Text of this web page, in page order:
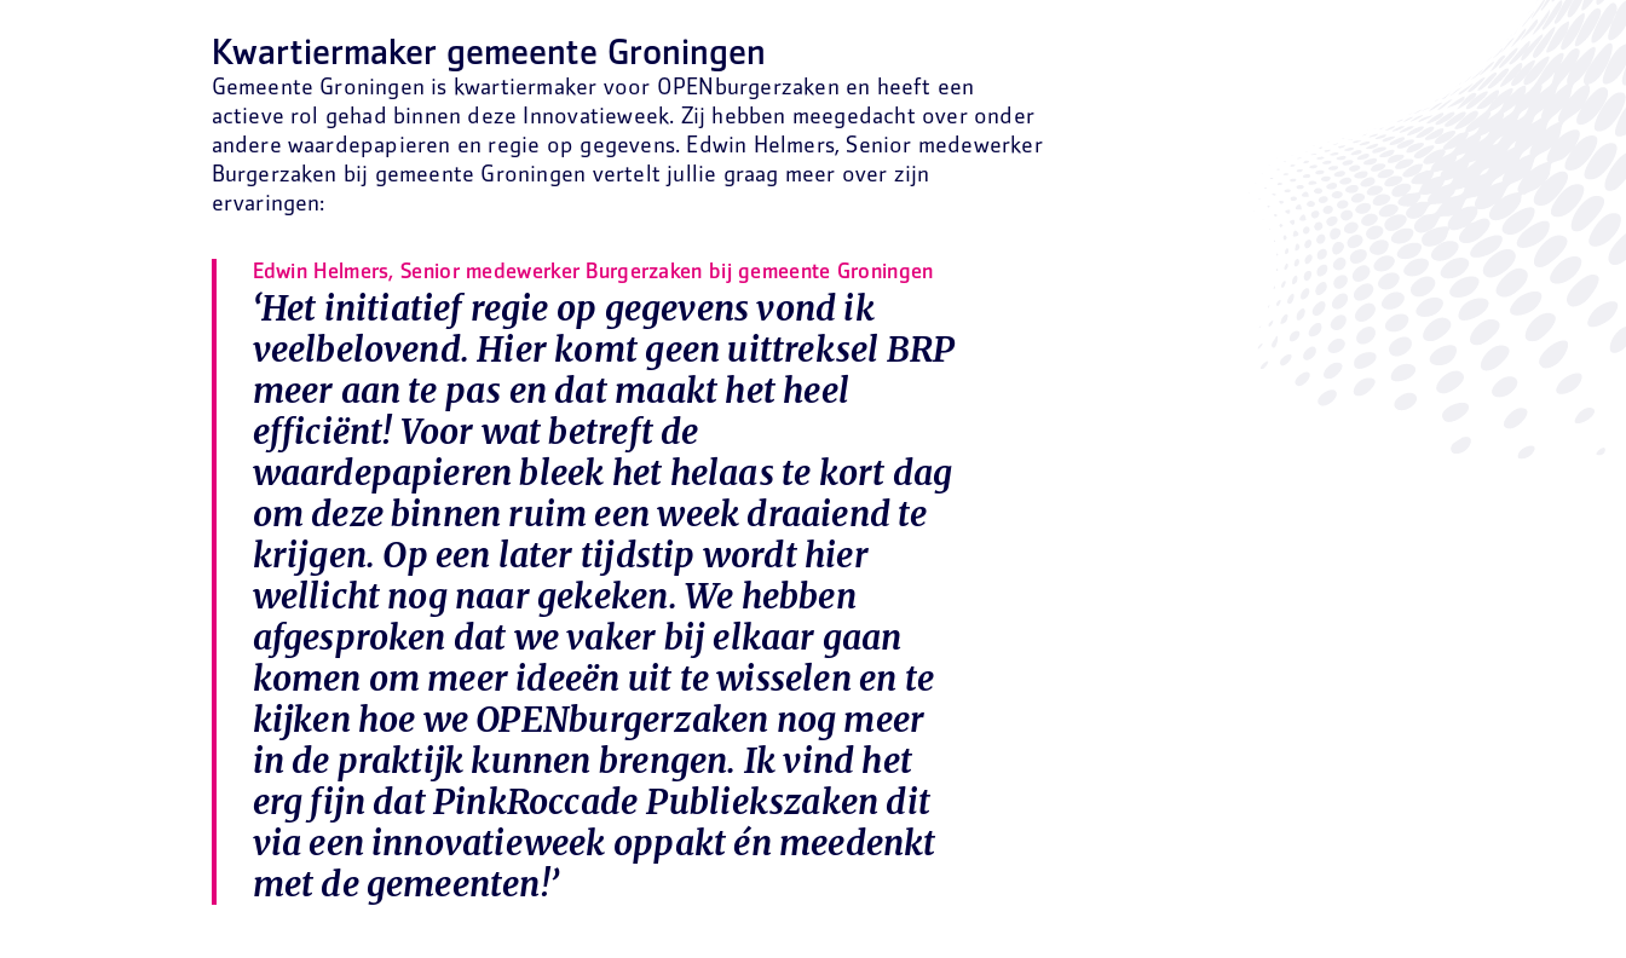
Kwartiermaker gemeente Groningen
Gemeente Groningen is kwartiermaker voor OPENburgerzaken en heeft een
actieve rol gehad binnen deze Innovatieweek. Zij hebben meegedacht over onder
andere waardepapieren en regie op gegevens. Edwin Helmers, Senior medewerker
Burgerzaken bij gemeente Groningen vertelt jullie graag meer over zijn
ervaringen:
Edwin Helmers, Senior medewerker Burgerzaken bij gemeente Groningen
‘Het initiatief regie op gegevens vond ik
veelbelovend. Hier komt geen uittreksel BRP
meer aan te pas en dat maakt het heel
efficiënt! Voor wat betreft de
waardepapieren bleek het helaas te kort dag
om deze binnen ruim een week draaiend te
krijgen. Op een later tijdstip wordt hier
wellicht nog naar gekeken. We hebben
afgesproken dat we vaker bij elkaar gaan
komen om meer ideeën uit te wisselen en te
kijken hoe we OPENburgerzaken nog meer
in de praktijk kunnen brengen. Ik vind het
erg fijn dat PinkRoccade Publiekszaken dit
via een innovatieweek oppakt én meedenkt
met de gemeenten!’